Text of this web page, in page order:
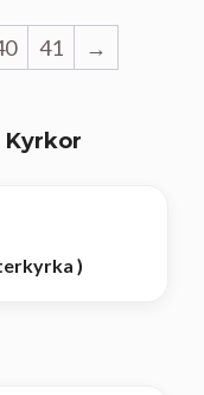
41 →
Kyrkor
)